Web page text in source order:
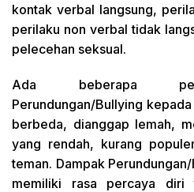
kontak verbal langsung,
perilaku non verbal tidak
pelecehan seksual.
Ada beberapa
Perundungan/Bullying
berbeda, dianggap lemah,
yang rendah, kurang
teman. Dampak
memiliki rasa percaya diri